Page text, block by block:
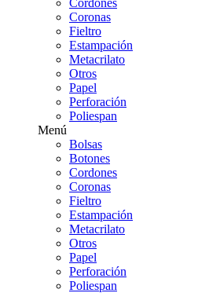
Coronas
Fieltro
Estampación
Metacrilato
Otros
Papel
Perforación
Poliespan
Menú
Bolsas
Botones
Cordones
Coronas
Fieltro
Estampación
Metacrilato
Otros
Papel
Perforación
Poliespan